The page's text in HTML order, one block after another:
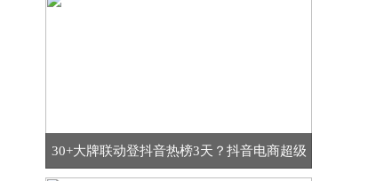
30+大牌联动登抖音热榜3天？抖音电商超级